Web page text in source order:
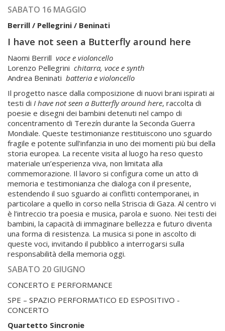
SABATO 16 MAGGIO
Berrill / Pellegrini / Beninati
I have not seen a Butterfly around here
⁠Naomi Berrill voce e violoncello
Lorenzo Pellegrini chitarra, voce e synth
Andrea Beninati batteria e violoncello
Il progetto nasce dalla composizione di nuovi brani ispirati ai
testi di I have not seen a Butterfly around here, raccolta di
poesie e disegni dei bambini detenuti nel campo di
concentramento di Terezín durante la Seconda Guerra
Mondiale. Queste testimonianze restituiscono uno sguardo
fragile e potente sull’infanzia in uno dei momenti più bui della
storia europea. La recente visita al luogo ha reso questo
materiale un’esperienza viva, non limitata alla
commemorazione. Il lavoro si configura come un atto di
memoria e testimonianza che dialoga con il presente,
estendendo il suo sguardo ai conflitti contemporanei, in
particolare a quello in corso nella Striscia di Gaza. Al centro vi
è l’intreccio tra poesia e musica, parola e suono. Nei testi dei
bambini, la capacità di immaginare bellezza e futuro diventa
una forma di resistenza. La musica si pone in ascolto di
queste voci, invitando il pubblico a interrogarsi sulla
responsabilità della memoria oggi.
SABATO 20 GIUGNO
CONCERTO E PERFORMANCE
SPE – SPAZIO PERFORMATICO ED ESPOSITIVO -
CONCERTO
Quartetto Sincronie